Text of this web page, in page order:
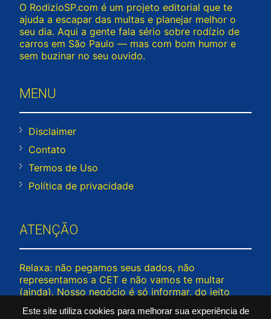
Este site utiliza cookies para melhorar sua experiência de
O RodizioSP.com é um projeto editorial que te
ajuda a escapar das multas e planejar melhor o
seu dia. Aqui a gente fala sério sobre rodízio de
carros em São Paulo — mas com bom humor e
sem buzinar no seu ouvido.
MENU
Disclaimer
Contato
Termos de Uso
Política de privacidade
ATENÇÃO
Relaxa: não pegamos seus dados, não
representamos a CET e não vamos te multar
(ainda). Nosso negócio é só informar, do jeito
demais! © 2026 www.rodiziosp.com – Todos os